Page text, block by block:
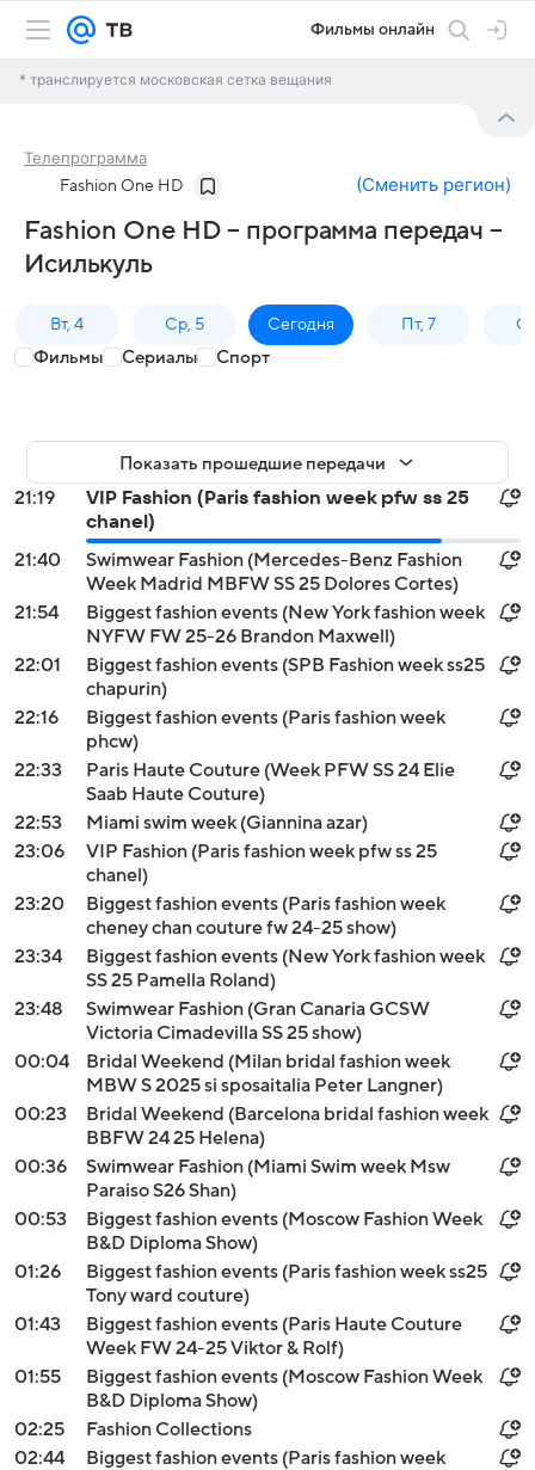
Фильмы онлайн
* транслируется московская сетка вещания
Телепрограмма
Fashion One HD (Сменить регион)
Fashion One HD – программа передач –
Исилькуль
Вт, 4 Ср, 5 Сегодня Пт, 7
Фильмы Сериалы Спорт
Показать прошедшие передачи
21:19
VIP Fashion (Paris fashion week pfw ss 25
chanel)
21:40
Swimwear Fashion (Mercedes-Benz Fashion
Week Madrid MBFW SS 25 Dolores Cortes)
21:54
Biggest fashion events (New York fashion week
NYFW FW 25-26 Brandon Maxwell)
22:01
Biggest fashion events (SPB Fashion week ss25
chapurin)
22:16
Biggest fashion events (Paris fashion week
phcw)
22:33
Paris Haute Couture (Week PFW SS 24 Elie
Saab Haute Couture)
22:53
Miami swim week (Giannina azar)
23:06
VIP Fashion (Paris fashion week pfw ss 25
chanel)
23:20
Biggest fashion events (Paris fashion week
cheney chan couture fw 24-25 show)
23:34
Biggest fashion events (New York fashion week
SS 25 Pamella Roland)
23:48
Swimwear Fashion (Gran Canaria GCSW
Victoria Cimadevilla SS 25 show)
00:04
Bridal Weekend (Milan bridal fashion week
MBW S 2025 si sposaitalia Peter Langner)
00:23
Bridal Weekend (Barcelona bridal fashion week
BBFW 24 25 Helena)
00:36
Swimwear Fashion (Miami Swim week Msw
Paraiso S26 Shan)
00:53
Biggest fashion events (Moscow Fashion Week
B&D Diploma Show)
01:26
Biggest fashion events (Paris fashion week ss25
Tony ward couture)
01:43
Biggest fashion events (Paris Haute Couture
Week FW 24-25 Viktor & Rolf)
01:55
Biggest fashion events (Moscow Fashion Week
B&D Diploma Show)
02:25
Fashion Collections
02:44
Biggest fashion events (Paris fashion week